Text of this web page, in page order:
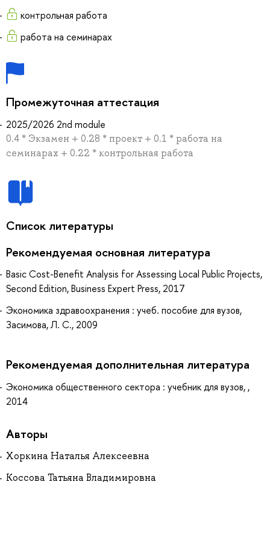
контрольная работа
работа на семинарах
Промежуточная аттестация
2025/2026 2nd module
0.4 * Экзамен + 0.28 * проект + 0.1 * работа на
семинарах + 0.22 * контрольная работа
Список литературы
Рекомендуемая основная литература
Basic Cost-Benefit Analysis for Assessing Local Public Projects,
Second Edition, Business Expert Press, 2017
Экономика здравоохранения : учеб. пособие для вузов,
Засимова, Л. С., 2009
Рекомендуемая дополнительная литература
Экономика общественного сектора : учебник для вузов, ,
2014
Авторы
Хоркина Наталья Алексеевна
Коссова Татьяна Владимировна